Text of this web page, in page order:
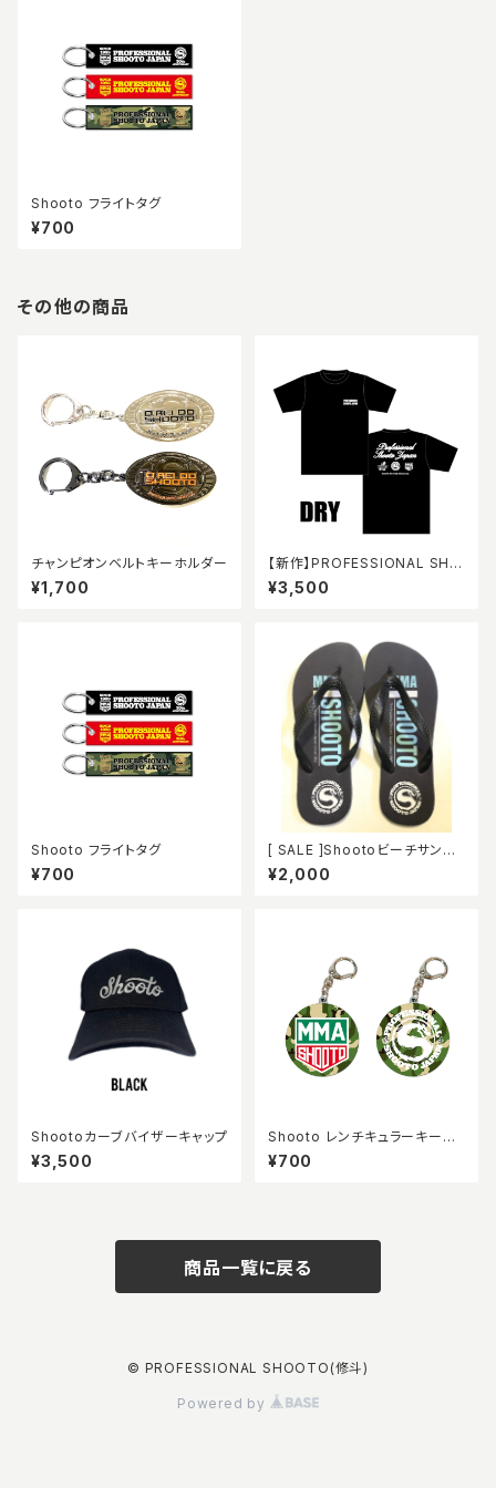
Shooto フライトタグ
¥700
その他の商品
チャンピオンベルトキーホルダー
¥1,700
【新作】PROFESSIONAL SHO
OTO JAPAN ドライ Tシャツ
¥3,500
Shooto フライトタグ
¥700
[ SALE ]Shootoビーチサンダ
ル
¥2,000
Shootoカーブバイザーキャップ
¥3,500
Shooto レンチキュラーキーホ
ルダー
¥700
商品一覧に戻る
© PROFESSIONAL SHOOTO(修斗)
Powered by